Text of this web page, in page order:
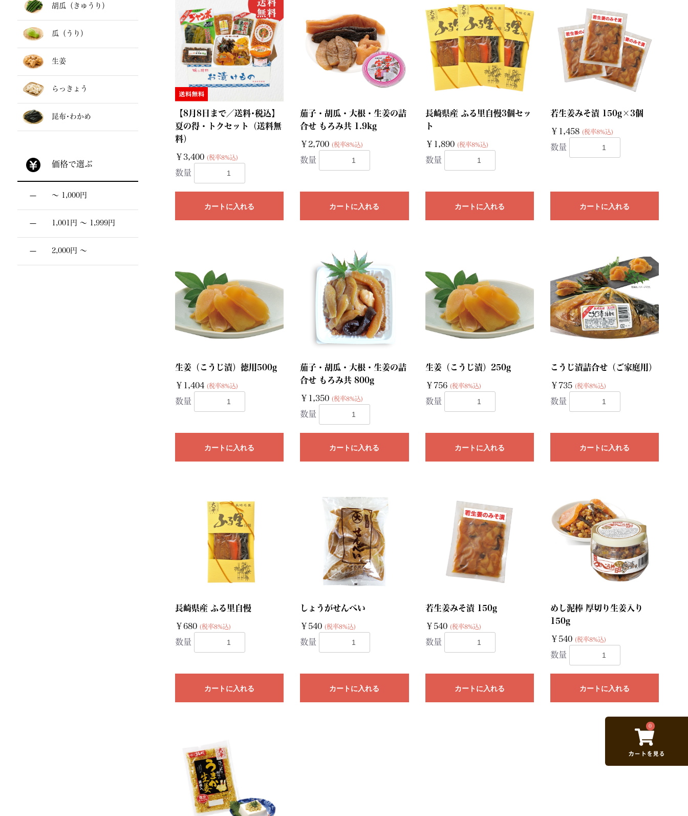
0
胡瓜（きゅうり）
瓜（うり）
生姜
らっきょう
昆布･わかめ
価格で選ぶ
〜 1,000円
1,001円 〜 1,999円
2,000円 〜
【8月8日まで／送料･税込】
夏の得・トクセット（送料無
料）
￥3,400 (税率8%込)
数量
カートに入れる
茄子・胡瓜・大根・生姜の詰
合せ もろみ共 1.9kg
￥2,700 (税率8%込)
数量
カートに入れる
長崎県産 ふる里自慢3個セッ
ト
￥1,890 (税率8%込)
数量
カートに入れる
若生姜みそ漬 150g×3個
￥1,458 (税率8%込)
数量
カートに入れる
生姜（こうじ漬）徳用500g
￥1,404 (税率8%込)
数量
カートに入れる
茄子・胡瓜・大根・生姜の詰
合せ もろみ共 800g
￥1,350 (税率8%込)
数量
カートに入れる
生姜（こうじ漬）250g
￥756 (税率8%込)
数量
カートに入れる
こうじ漬詰合せ（ご家庭用）
￥735 (税率8%込)
数量
カートに入れる
長崎県産 ふる里自慢
￥680 (税率8%込)
数量
カートに入れる
しょうがせんべい
￥540 (税率8%込)
数量
カートに入れる
若生姜みそ漬 150g
￥540 (税率8%込)
数量
カートに入れる
めし泥棒 厚切り生姜入り
150g
￥540 (税率8%込)
数量
カートに入れる